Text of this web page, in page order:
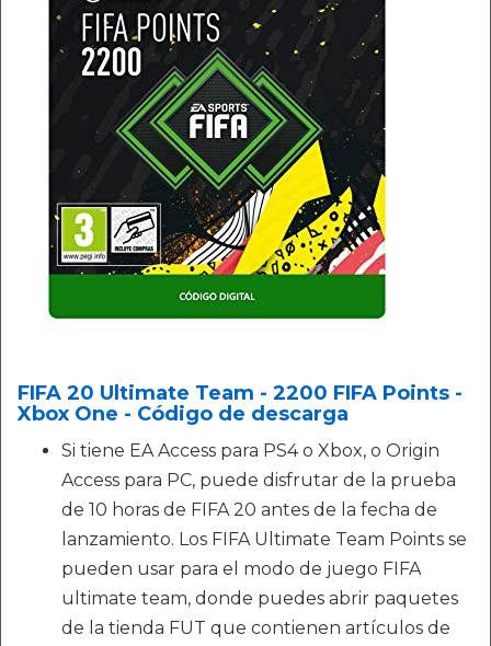
FIFA 20 Ultimate Team - 2200 FIFA Points -
Xbox One - Código de descarga
Si tiene EA Access para PS4 o Xbox, o Origin
Access para PC, puede disfrutar de la prueba
de 10 horas de FIFA 20 antes de la fecha de
lanzamiento. Los FIFA Ultimate Team Points se
pueden usar para el modo de juego FIFA
ultimate team, donde puedes abrir paquetes
de la tienda FUT que contienen artículos de